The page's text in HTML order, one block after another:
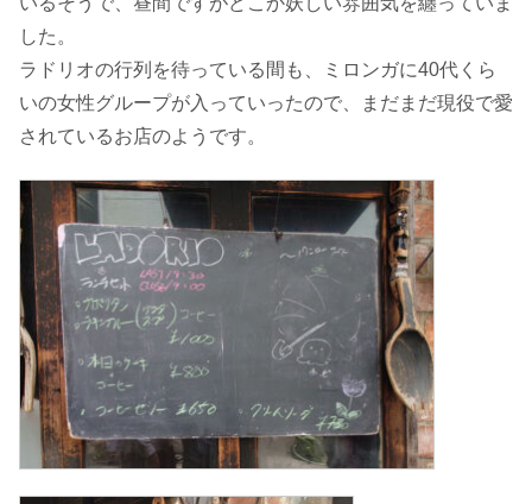
した。
ラドリオの行列を待っている間も、ミロンガに40代くら
いの女性グループが入っていったので、まだまだ現役で愛
されているお店のようです。